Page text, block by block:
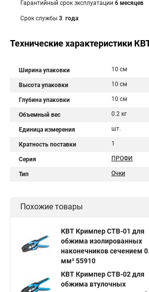
Гарантийный срок эксплуатации 6 месяцев
Срок службы 3 года
Технические характеристики
Ширина упаковки 10 см
Высота упаковки 10 см
Глубина упаковки 10 см
Объемный вес 0.2 кг
Единица измерения шт.
Кратность поставки 1
Серия ПРОФИ
Тип Очки
Похожие товары
КВТ Кримпер CTB-01 для
обжима изолированных
наконечников сечением
мм² 55910
КВТ Кримпер CTB-02 для
обжима втулочных